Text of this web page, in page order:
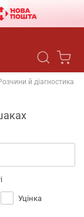
й діагностика
Уцінка